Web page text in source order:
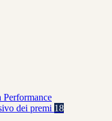
Performance
dei premi 18